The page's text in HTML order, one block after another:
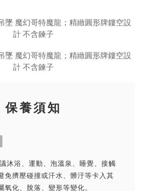
保養須知
沐浴、運動、泡溫泉、睡覺、接觸
免擠壓碰撞或汗水、髒汙等卡入其
氧化、脫落、變形等變化。